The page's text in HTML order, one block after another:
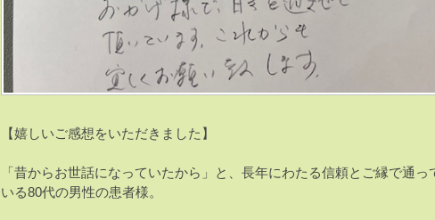
【嬉しいご感想をいただきました】
「昔からお世話になっていたから」と、長年にわたる信頼とご縁で通っ
いる80代の男性の患者様。